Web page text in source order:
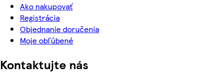
Ako nakupovať
Registrácia
Objednanie doručenia
Moje obľúbené
Kontaktujte nás